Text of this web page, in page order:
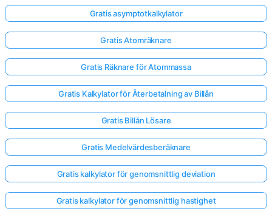
Gratis asymptotkalkylator
Gratis Atomräknare
Gratis Räknare för Atommassa
Gratis Kalkylator för Återbetalning av Billån
Gratis Billån Lösare
Gratis Medelvärdesberäknare
Gratis kalkylator för genomsnittlig deviation
Gratis kalkylator för genomsnittlig hastighet